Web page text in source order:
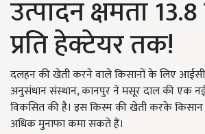
उत्पादन क्षमता
प्रति हेक्टेयर तक!
दलहन की खेती करने वाले किसानों के लिए
अनुसंधान संस्थान, कानपुर ने मसूर दाल की एक
विकसित की है। इस किस्म की खेती करके
अधिक मुनाफा कमा सकते हैं।